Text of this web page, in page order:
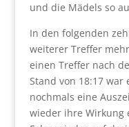
und die Mädels so
In den folgenden
weiterer Treffer
einen Treffer nach
Stand von 18:17 war
nochmals eine
wieder ihre Wirkung